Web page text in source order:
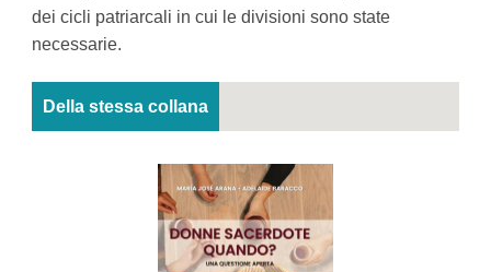
dei cicli patriarcali in cui le divisioni sono state
necessarie.
Della stessa collana